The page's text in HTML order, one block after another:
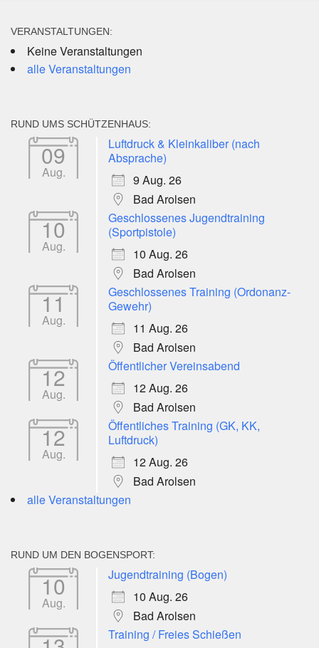
VERANSTALTUNGEN:
Keine Veranstaltungen
alle Veranstaltungen
RUND UMS SCHÜTZENHAUS:
09
Aug.
Luftdruck & Kleinkaliber (nach
Absprache)
9 Aug. 26
Bad Arolsen
10
Aug.
Geschlossenes Jugendtraining
(Sportpistole)
10 Aug. 26
Bad Arolsen
11
Aug.
Geschlossenes Training (Ordonanz-
Gewehr)
11 Aug. 26
Bad Arolsen
12
Aug.
Öffentlicher Vereinsabend
12 Aug. 26
Bad Arolsen
12
Aug.
Öffentliches Training (GK, KK,
Luftdruck)
12 Aug. 26
Bad Arolsen
alle Veranstaltungen
RUND UM DEN BOGENSPORT:
10
Aug.
Jugendtraining (Bogen)
10 Aug. 26
Bad Arolsen
Training / Freies Schießen